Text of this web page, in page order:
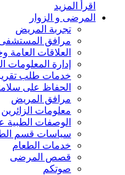
اقرأ المزيد
المرضى و الزوار
تجربة المريض
مرافق
العلاقات
إدارة المعلومات
خدمات طلب
الحفاظ على
مرافق المريض
معلومات الزائرين
الوصفات
سياسات قسم
خدمات الطعام
قصص المرضى
صوتكم